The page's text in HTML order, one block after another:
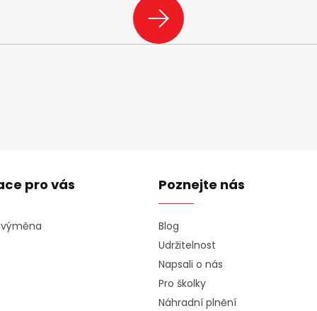
PŘIHLÁSIT
SE
pro vás Poznejte nás
Blog
Udržitelnost
Napsali o nás
Pro školky
Náhradní plnění